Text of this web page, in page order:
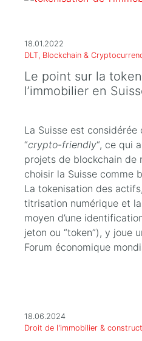
18.01.2022
DLT, Blockchain &
Le point sur la
l’immobilier en
La Suisse est
“crypto-friendly“, ce qui
projets de blockchain de
choisir la Suisse comme
La tokenisation des
titrisation numérique et
moyen d’une
jeton ou “token”), y joue
Forum économique
18.06.2024
Droit de l'immobilier &